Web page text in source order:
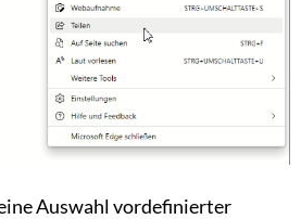
Auswahl vordefinierter